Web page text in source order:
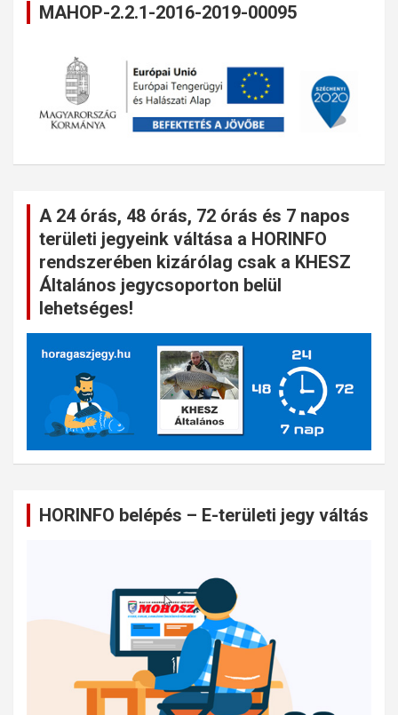
MAHOP-2.2.1-2016-2019-00095
A 24 órás, 48 órás, 72 órás és 7 napos
területi jegyeink váltása a HORINFO
rendszerében kizárólag csak a KHESZ
Általános jegycsoporton belül
lehetséges!
HORINFO belépés – E-területi jegy váltás